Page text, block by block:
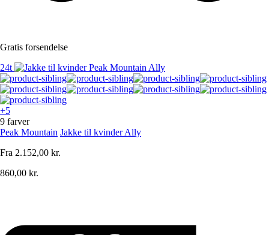
Gratis forsendelse
24t
+5
9 farver
Peak Mountain Jakke til kvinder Ally
Fra 2.152,00 kr.
860,00 kr.